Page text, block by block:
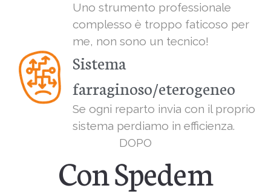
Uno strumento professionale
complesso è troppo faticoso per
me, non sono un tecnico!
Sistema
farraginoso/eterogeneo
Se ogni reparto invia con il proprio
sistema perdiamo in efficienza.
DOPO
Con Spedem